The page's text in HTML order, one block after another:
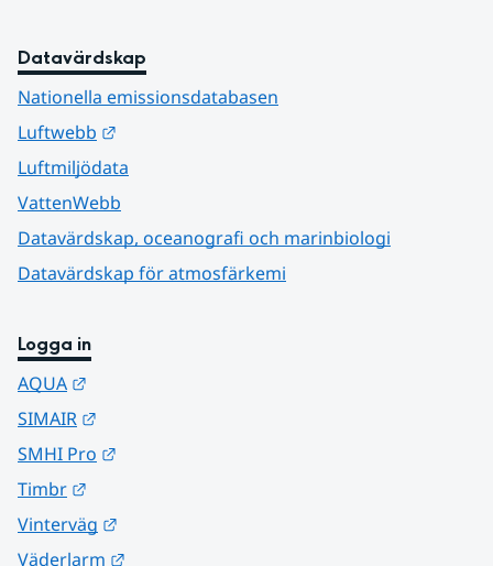
Datavärdskap
Nationella emissionsdatabasen
Luftwebb
Luftmiljödata
VattenWebb
Datavärdskap, oceanografi och marinbiologi
Datavärdskap för atmosfärkemi
Logga in
AQUA
SIMAIR
SMHI Pro
Timbr
Vinterväg
Väderlarm